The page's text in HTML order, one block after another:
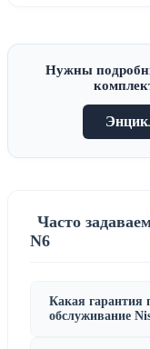
Нужны
Часто
N6
Какая гарантия
обслуживание